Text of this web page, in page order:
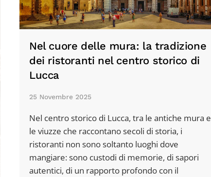
Nel cuore delle mura: la tradizione
dei ristoranti nel centro storico di
Lucca
25 Novembre 2025
Nel centro storico di Lucca, tra le antiche mura e
le viuzze che raccontano secoli di storia, i
ristoranti non sono soltanto luoghi dove
mangiare: sono custodi di memorie, di sapori
autentici, di un rapporto profondo con il